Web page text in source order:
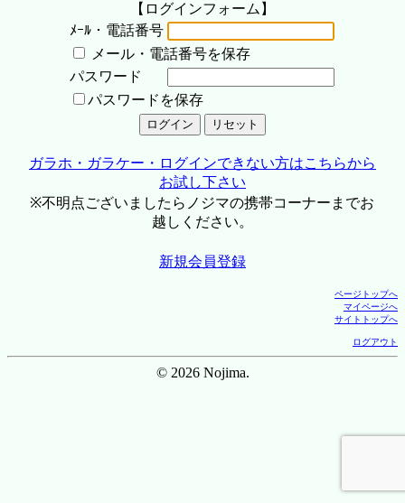
【ログインフォーム】
ﾒｰﾙ・電話番号
メール・電話番号を保存
パスワード
パスワードを保存
ガラホ・ガラケー・ログインできない方はこちらから
お試し下さい
※不明点ございましたらノジマの携帯コーナーまでお
越しください。
新規会員登録
ページトップへ
マイページへ
サイトトップへ
ログアウト
© 2026 Nojima.